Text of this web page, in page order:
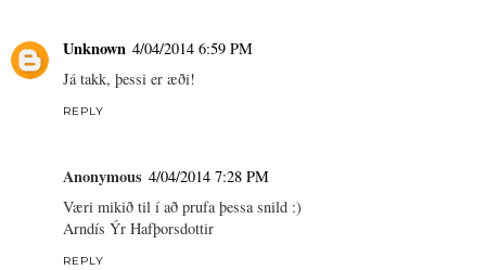
Unknown 4/04/2014 6:59 PM
Já takk, þessi er æði!
REPLY
Anonymous 4/04/2014 7:28 PM
Væri mikið til í að prufa þessa snild :)
Arndís Ýr Hafþorsdottir
REPLY